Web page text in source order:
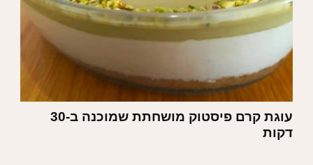
עוגת קרם פיסטוק מושחתת שמוכנה ב-30
דקות